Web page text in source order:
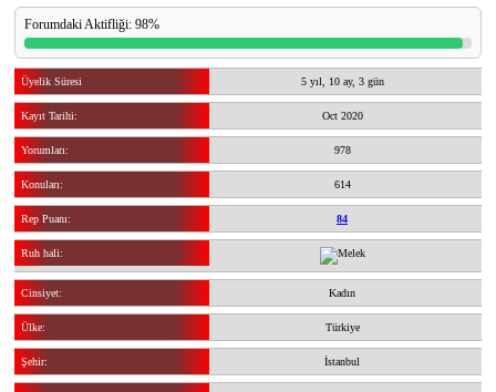
Forumdaki Aktifliği: 98%
Üyelik Süresi 5 yıl, 10 ay, 3 gün
Kayıt Tarihi: Oct 2020
Yorumları: 978
Konuları: 614
Rep Puanı: 84
Ruh hali:
Cinsiyet: Kadın
Ülke: Türkiye
Şehir: İstanbul